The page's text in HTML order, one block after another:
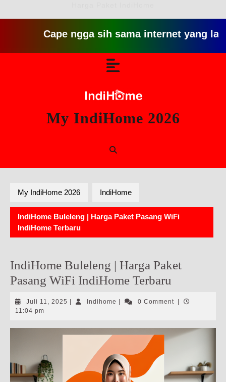
Cape ngga sih sama internet yang
My IndiHome 2026
My IndiHome 2026 IndiHome
IndiHome Buleleng | Harga Paket Pasang WiFi
IndiHome Terbaru
IndiHome Buleleng | Harga Paket
Pasang WiFi IndiHome Terbaru
Juli 11, 2025 Juli
Indihome Indihome0 Comment
11:04 pm